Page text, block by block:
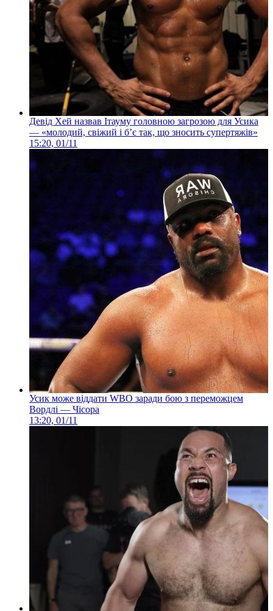
Девід Хей назвав Ітауму головною загрозою для Усика
— «молодий, свіжий і б’є так, що зносить супертяжів»
15:20, 01/11
Усик може віддати WBO заради бою з переможцем
Вордлі — Чісора
13:20, 01/11